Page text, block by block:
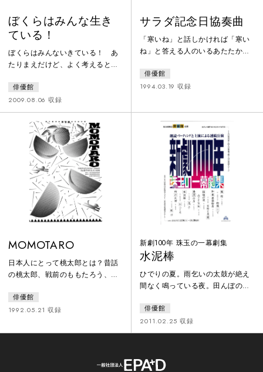
ぼくらはみんな生き
ている！
ぼくらはみんないきている！ あ
たりまえだけど、よく考えると不
ている？ からだの中にいる「正
義の味方」のこと！
俳優館
2009.08.06 収録
サラダ記念日協奏曲
「寒いね」と話しかければ「寒い
ね」と答える人のいるあたたかさ
れ動く”俵万智”というフィクショ
ン！短歌とドラマを音楽で綴りあ
俳優館
1994.03.19 収録
MOMOTARO
日本人にとって桃太郎とは？昔話
の桃太郎、戦前のももたろう、戦
MOMOTROはどこへ行く。その後
のその後の桃太郎のおはなし。
俳優館
1992.05.21 収録
新劇100年 珠玉の一幕劇集
水泥棒
ひでりの夏。雨乞いの太鼓が絶え
間なく鳴っている夜。田んぼの水
棒たち。盗まれてはならじと寝ず
の水番をする友作と末吉。甲斐性
なしの末吉は、結婚相手のお民に
り。ところがやってきた水泥棒を
俳優館
2011.02.25 収録